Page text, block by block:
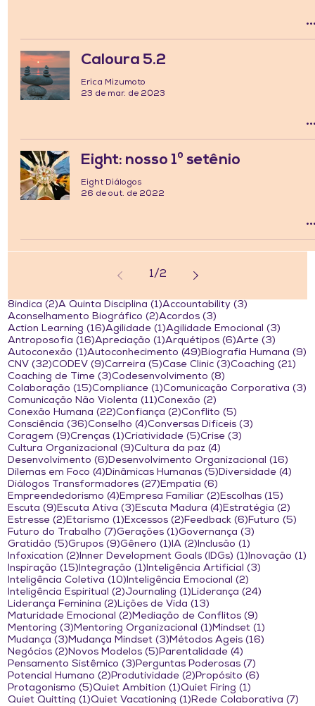
Caloura 5.2
Erica Mizumoto
23 de mar. de 2023
Eight: nosso 1º setênio
Eight Diálogos
26 de out. de 2022
1/2
8indica (2)2 posts
A Quinta Disciplina (1)1 post
Accountability (3)
Aconselhamento Biográfico (2)2 posts
Acordos (3)
Action Learning (16)16 posts
Agilidade (1)1 post
Agilidade Emocional (3)
Antroposofia (16)16 posts
Apreciação (1)1 post
Arquétipos (6)6 posts
Arte (3)
Autoconexão (1)1 post
Autoconhecimento (49) 49 posts
Biografia Humana (9)
CNV (32)32 posts
CODEV (9)9 posts
Carreira (5)5 posts
Case Clinic (3)3 posts
Coaching (21)
Coaching de Time (3)3 posts
Codesenvolvimento (8)
Colaboração (15)15 posts
Compliance (1)1 post
Comunicação Corporativa (3)
Comunicação Não Violenta (11)11 posts
Conexão (2)
Conexão Humana (22)22 posts
Confiança (2)2 posts
Conflito (5)
Consciência (36)36 posts
Conselho (4)4 posts
Conversas Difíceis (3)
Coragem (9)9 posts
Crenças (1)1 post
Criatividade (5)5 posts
Crise (3)
Cultura Organizacional (9)9 posts
Cultura da paz (4)
Desenvolvimento (6) 6 posts
Desenvolvimento Organizacional (16)
Dilemas em Foco (4) 4 posts
Dinâmicas Humanas (5) 5 posts
Diversidade (4)
Diálogos Transformadores (27) 27 posts
Empatia (6)
Empreendedorismo (4) 4 posts
Empresa Familiar (2) 2 posts
Escolhas (15)
Escuta (9) 9 posts
Escuta Ativa (3) 3 posts
Escuta Madura (4) 4 posts
Estratégia (2)
Estresse (2) 2 posts
Etarismo (1) 1 post
Excessos (2) 2 posts
Feedback (6) 6 posts
Futuro (5)
Futuro do Trabalho (7)7 posts
Gerações (1)1 post
Governança (3)
Gratidão (5)5 posts
Grupos (9)9 posts
Gênero (1) 1 post
IA (2) 2 posts
Inclusão (1)
Infoxication (2) 2 posts
Inner Development Goals (IDGs) (1) 1 post
Inovação (1)
Inspiração (15) 15 posts
Integração (1) 1 post
Inteligência Artificial (3)
Inteligência Coletiva (10) 10 posts
Inteligência Emocional (2)
Inteligência Espiritual (2)2 posts
Journaling (1) 1 post
Liderança (24)
Liderança Feminina (2) 2 posts
Lições de Vida (13)
Maturidade Emocional (2) 2 posts
Mediação de Conflitos (9)
Mentoring (3) 3 posts
Mentoring Organizacional (1) 1 post
Mindset (1)
Mudança (3) 3 posts
Mudança Mindset (3) 3 posts
Métodos Ágeis (16)
Negócios (2) 2 posts
Novos Modelos (5) 5 posts
Parentalidade (4)
Pensamento Sistêmico (3) 3 posts
Perguntas Poderosas (7)
Potencial Humano (2) 2 posts
Produtividade (2) 2 posts
Propósito (6)
Protagonismo (5)5 posts
Quiet Ambition (1)1 post
Quiet Firing (1)
Quiet Quitting (1)1 post
Quiet Vacationing (1) 1 post
Rede Colaborativa (7)